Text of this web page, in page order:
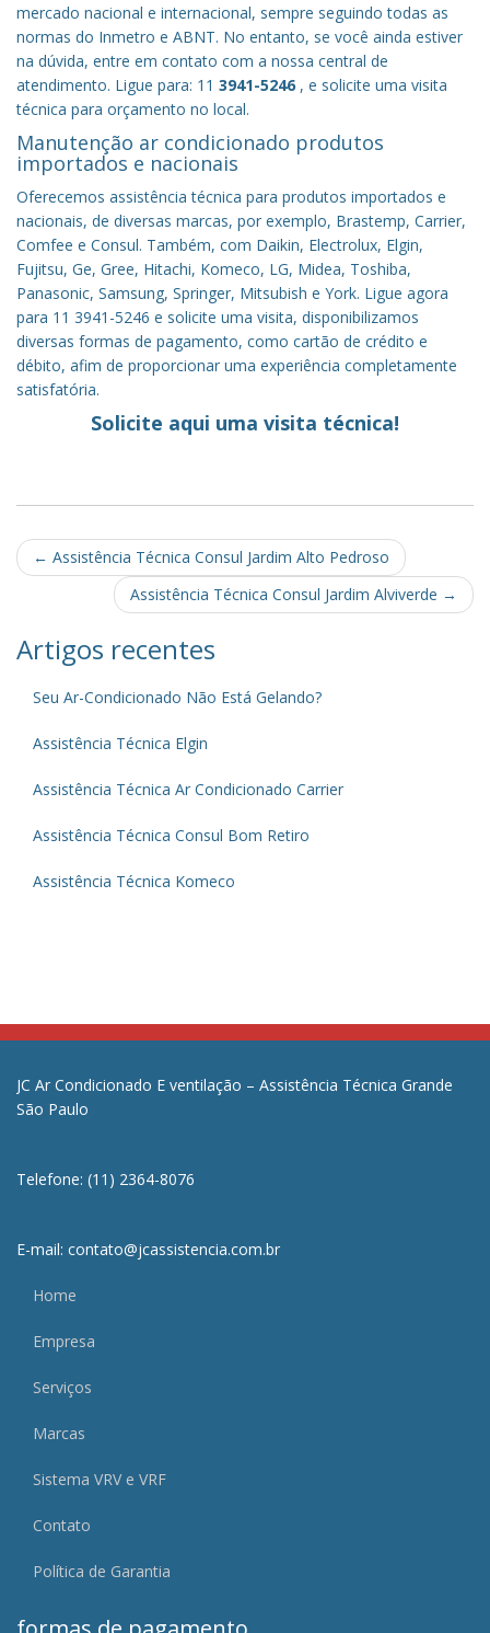
mercado nacional e internacional, sempre seguindo todas as
normas do Inmetro e ABNT. No entanto, se você ainda estiver
na dúvida, entre em contato com a nossa central de
atendimento. Ligue para: 11 3941-5246 , e solicite uma visita
técnica para orçamento no local.
Manutenção ar condicionado produtos
importados e nacionais
Oferecemos assistência técnica para produtos importados e
nacionais, de diversas marcas, por exemplo, Brastemp, Carrier,
Comfee e Consul. Também, com Daikin, Electrolux, Elgin,
Fujitsu, Ge, Gree, Hitachi, Komeco, LG, Midea, Toshiba,
Panasonic, Samsung, Springer, Mitsubish e York. Ligue agora
para 11 3941-5246 e solicite uma visita, disponibilizamos
diversas formas de pagamento, como cartão de crédito e
débito, afim de proporcionar uma experiência completamente
satisfatória.
Solicite aqui uma visita técnica!
Post
navigation
← Assistência Técnica Consul Jardim Alto Pedroso
Assistência Técnica Consul Jardim Alviverde →
Artigos recentes
Seu Ar-Condicionado Não Está Gelando?
Assistência Técnica Elgin
Assistência Técnica Ar Condicionado Carrier
Assistência Técnica Consul Bom Retiro
Assistência Técnica Komeco
JC Ar Condicionado E ventilação – Assistência Técnica Grande
São Paulo
Telefone: (11) 2364-8076
E-mail: contato@jcassistencia.com.br
Home
Empresa
Serviços
Marcas
Sistema VRV e VRF
Contato
Política de Garantia